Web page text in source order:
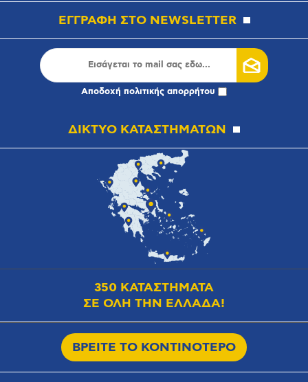
ΕΓΓΡΑΦΗ ΣΤΟ NEWSLETTER
Αποδοχή πολιτικής απορρήτου
ΔΙΚΤΥΟ ΚΑΤΑΣΤΗΜΑΤΩΝ
350 ΚΑΤΑΣΤΗΜΑΤΑ
ΣΕ ΟΛΗ ΤΗΝ ΕΛΛΑΔΑ!
ΒΡΕΙΤΕ ΤΟ ΚΟΝΤΙΝΟΤΕΡΟ